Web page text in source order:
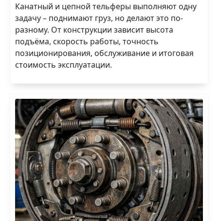
Канатный и цепной тельферы выполняют одну
задачу – поднимают груз, но делают это по-
разному. От конструкции зависит высота
подъёма, скорость работы, точность
позиционирования, обслуживание и итоговая
стоимость эксплуатации.